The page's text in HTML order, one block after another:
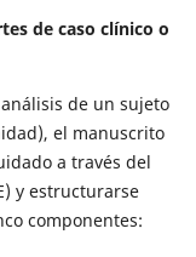
de caso clínico o
de un sujeto
el manuscrito
a través del
y estructurarse
componentes: